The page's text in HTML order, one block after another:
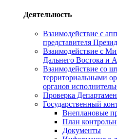
Деятельность
Взаимодействие с
представителя
Взаимодействие с
Дальнего Востока и
Взаимодействие со
территориальными
органов
Проверка
Государственный
Внеплановые
План
Документы